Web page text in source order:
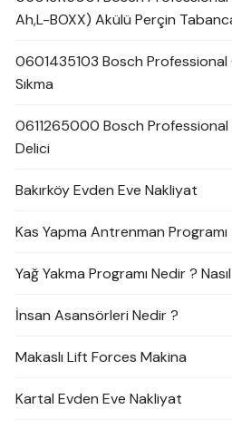
Ah,L-BOXX) Akülü Perçin
0601435103 Bosch Professional
Sıkma
0611265000 Bosch Professional
Delici
Bakırköy Evden Eve Nakliyat
Kas Yapma Antrenman Programı
Yağ Yakma Programı Nedir ? Nasıl
İnsan Asansörleri Nedir ?
Makaslı Lift Forces Makina
Kartal Evden Eve Nakliyat